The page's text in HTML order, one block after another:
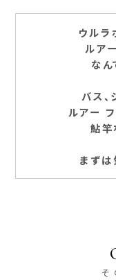
ウルラ
ルア
なん
バス
ルアー
鮎竿
まずは